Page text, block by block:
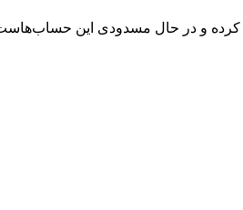
کرده و در حال مسدودی این